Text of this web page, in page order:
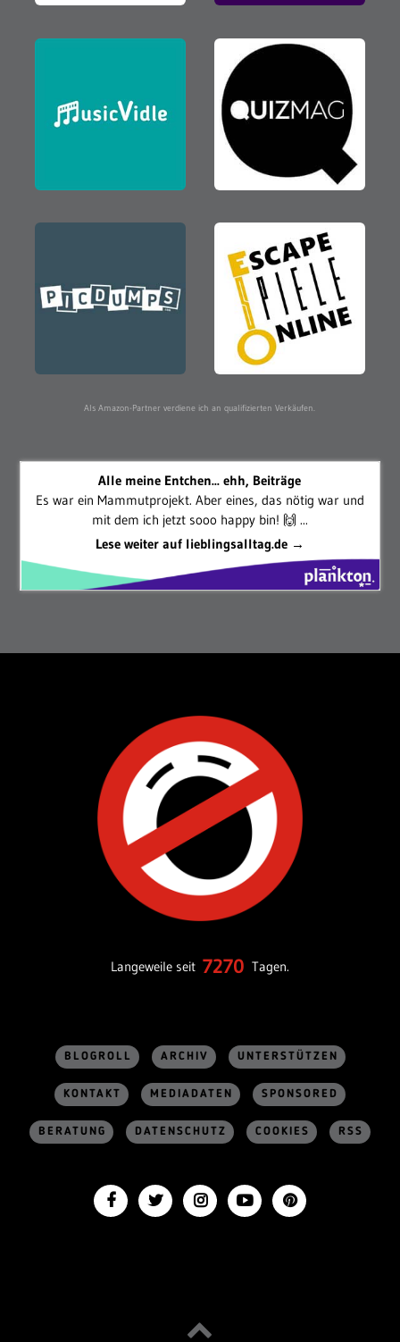
Als Amazon-Partner verdiene ich an qualifizierten Verkäufen.
Alle meine Entchen... ehh, Beiträge
Es war ein Mammutprojekt. Aber eines, das nötig war und
mit dem ich jetzt sooo happy bin! 🙌 ...
Lese weiter auf lieblingsalltag.de →
Langeweile seit 7270 Tagen.
BLOGROLL ARCHIV UNTERSTÜTZEN
KONTAKT MEDIADATEN SPONSORED
BERATUNG DATENSCHUTZ COOKIES RSS